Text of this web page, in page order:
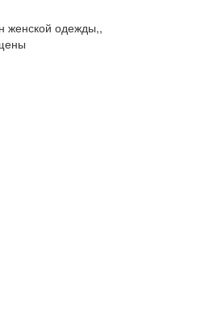
женской одежды,,